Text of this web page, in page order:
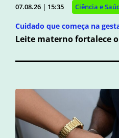
07.08.26 | 15:35 Ciência e
Cuidado que começa na
Leite materno fortalece